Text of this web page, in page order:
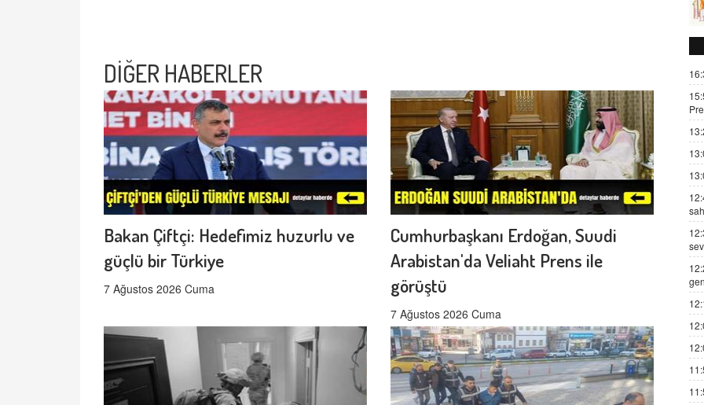
DİĞER HABERLER
Bakan Çiftçi: Hedefimiz huzurlu ve
güçlü bir Türkiye
7 Ağustos 2026 Cuma
Cumhurbaşkanı Erdoğan, Suudi
Arabistan'da Veliaht Prens ile
görüştü
7 Ağustos 2026 Cuma